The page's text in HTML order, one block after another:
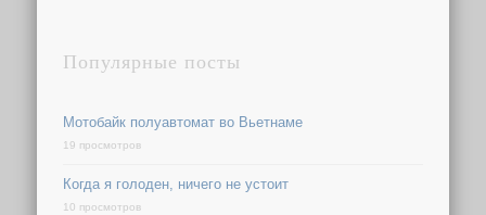
Популярные посты
Мотобайк полуавтомат во Вьетнаме
19 просмотров
Когда я голоден, ничего не устоит
10 просмотров